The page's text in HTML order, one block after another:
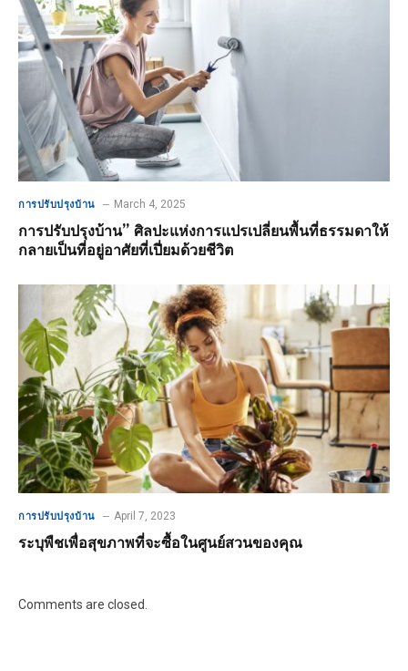
การปรับปรุงบ้าน March 4, 2025
การปรับปรุงบ้าน” ศิลปะแห่งการแปรเปลี่ยนพื้นที่ธรรมดาให้
กลายเป็นที่อยู่อาศัยที่เปี่ยมด้วยชีวิต
การปรับปรุงบ้าน April 7, 2023
ระบุพืชเพื่อสุขภาพที่จะซื้อในศูนย์สวนของคุณ
Comments are closed.